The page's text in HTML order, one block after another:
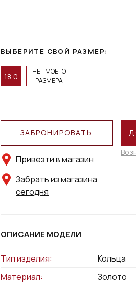
ВЫБЕРИТЕ СВОЙ РАЗМЕР:
18,0
НЕТ МОЕГО
РАЗМЕРА
ЗАБРОНИРОВАТЬ
Привезти в магазин
Забрать из магазина
сегодня
ОПИСАНИЕ МОДЕЛИ
Тип изделия:
Кольца
Материал:
Золото